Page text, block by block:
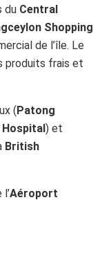
du Central
Shopping
de l’île. Le
produits frais et
(Patong
) et
British
Aéroport